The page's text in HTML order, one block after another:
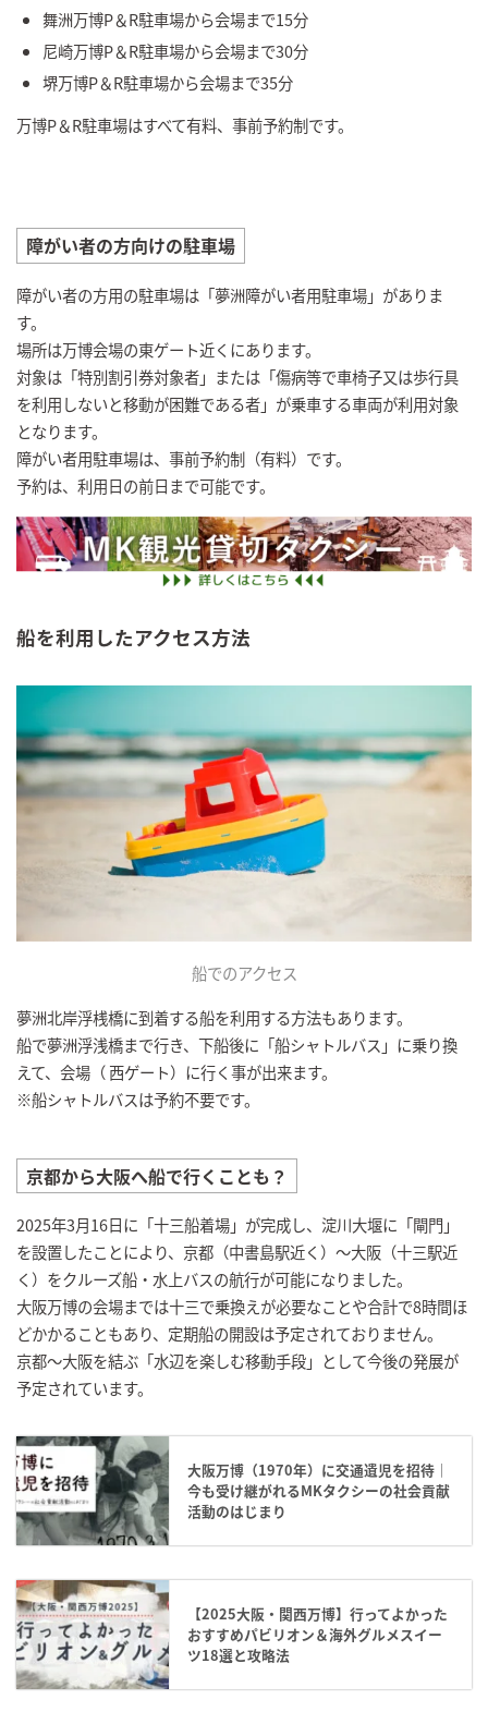
舞洲万博P＆R駐車場から会場まで15分
尼崎万博P＆R駐車場から会場まで30分
堺万博P＆R駐車場から会場まで35分
万博P＆R駐車場はすべて有料、事前予約制です。
障がい者の方向けの駐車場
障がい者の方用の駐車場は「夢洲障がい者用駐車場」がありま
す。
場所は万博会場の東ゲート近くにあります。
対象は「特別割引券対象者」または「傷病等で車椅子又は歩行具
を利用しないと移動が困難である者」が乗車する車両が利用対象
となります。
障がい者用駐車場は、事前予約制（有料）です。
予約は、利用日の前日まで可能です。
船を利用したアクセス方法
船でのアクセス
夢洲北岸浮桟橋に到着する船を利用する方法もあります。
船で夢洲浮浅橋まで行き、下船後に「船シャトルバス」に乗り換
えて、会場（ 西ゲート）に行く事が出来ます。
※船シャトルバスは予約不要です。
京都から大阪へ船で行くことも？
2025年3月16日に「十三船着場」が完成し、淀川大堰に「閘門」
を設置したことにより、京都（中書島駅近く）～大阪（十三駅近
く）をクルーズ船・水上バスの航行が可能になりました。
大阪万博の会場までは十三で乗換えが必要なことや合計で8時間ほ
どかかることもあり、定期船の開設は予定されておりません。
京都～大阪を結ぶ「水辺を楽しむ移動手段」として今後の発展が
予定されています。
大阪万博（1970年）に交通遺児を招待｜
今も受け継がれるMKタクシーの社会貢献
活動のはじまり
【2025大阪・関西万博】行ってよかった
おすすめパビリオン＆海外グルメスイー
ツ18選と攻略法